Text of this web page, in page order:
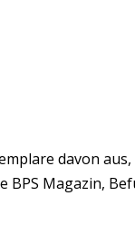
davon aus,
Magazin,